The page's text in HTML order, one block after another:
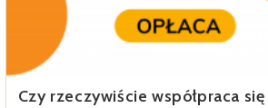
Czy rzeczywiście współpraca się